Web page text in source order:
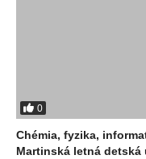
0
Chémia, fyzika,
Martinská letná